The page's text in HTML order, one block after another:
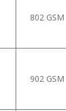
802 GSM
902 GSM